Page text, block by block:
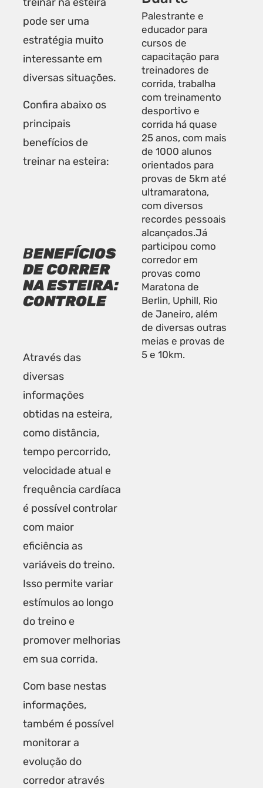
pode ser uma
estratégia muito
interessante em
diversas situações.
Confira abaixo os
principais
benefícios de
treinar na esteira:
BENEFÍCIOS
DE CORRER
NA ESTEIRA:
CONTROLE
Através das
diversas
informações
obtidas na esteira,
como distância,
tempo percorrido,
velocidade atual e
frequência cardíaca
é possível controlar
com maior
eficiência as
variáveis do treino.
Isso permite variar
estímulos ao longo
do treino e
promover melhorias
em sua corrida.
Com base nestas
informações,
também é possível
monitorar a
evolução do
corredor através
Palestrante e
educador para
cursos de
capacitação para
treinadores de
corrida, trabalha
com treinamento
desportivo e
corrida há quase
25 anos, com mais
de 1000 alunos
orientados para
provas de 5km até
ultramaratona,
com diversos
recordes pessoais
alcançados.Já
participou como
corredor em
provas como
Maratona de
Berlin, Uphill, Rio
de Janeiro, além
de diversas outras
meias e provas de
5 e 10km.